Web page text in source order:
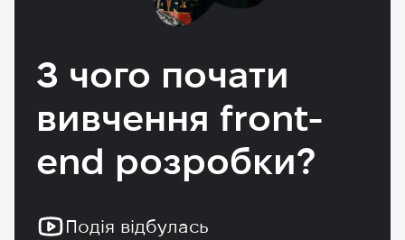
З чого почати
вивчення front-
end розробки?
Подія відбулась